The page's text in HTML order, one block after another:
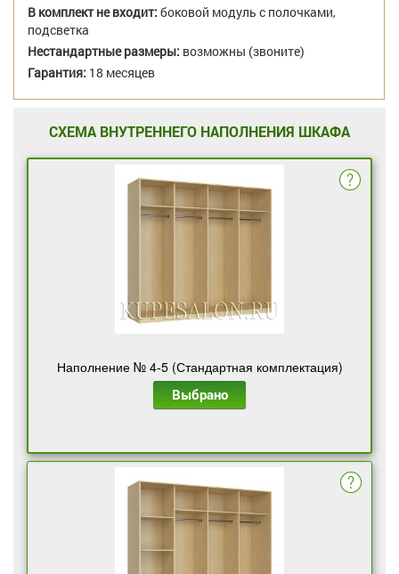
В комплект не входит: боковой модуль с полочками,
подсветка
Нестандартные размеры: возможны (звоните)
Гарантия: 18 месяцев
СХЕМА ВНУТРЕННЕГО НАПОЛНЕНИЯ ШКАФА
Наполнение № 4-5 (Стандартная комплектация)
Выбрано